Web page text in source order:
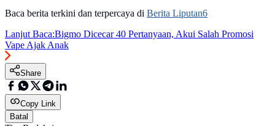
Baca berita terkini dan terpercaya di Berita Liputan6
Lanjut Baca:Bigmo Dicecar 40 Pertanyaan, Akui Salah Promosi
Vape Ajak Anak
Share
Copy Link
Batal